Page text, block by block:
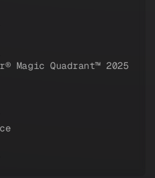
Magic Quadrant™ 2025